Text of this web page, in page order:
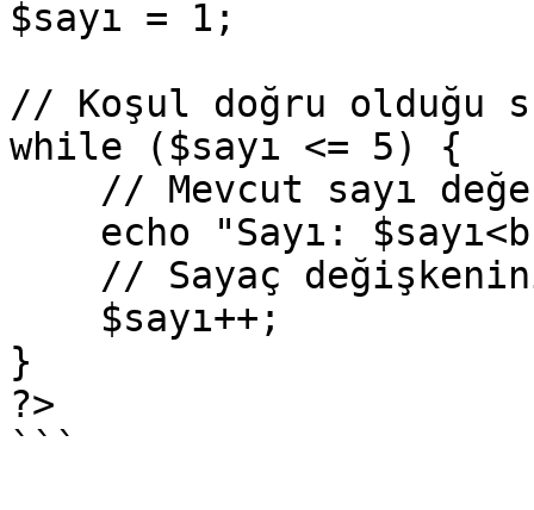
$sayı = 1;
// Koşul doğru olduğu
while ($sayı <= 5) {
}
?>
```